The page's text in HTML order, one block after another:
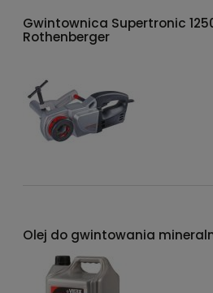
Gwintownica Supertronic
Rothenberger
Olej do gwintowania